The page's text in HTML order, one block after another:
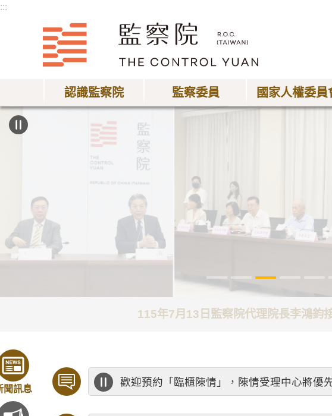
:::
認識監察院 監察委員 國家人權委員
:::
115年7月13日監察院代理院長李鴻鈞
聞訊息
歡迎預約「臨櫃陳情」，陳情受理中心將優